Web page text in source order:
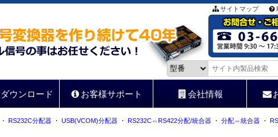
サイトマップ
ウンロード お客様サポート 会社情報
・ RS232C分配器 ・ USB(VCOM)分配器 ・ RS232C⇔RS422分配/統合器 ・ 分配⇔統合器 ・